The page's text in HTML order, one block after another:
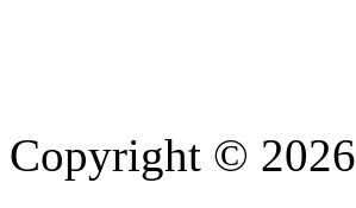
Copyright © 2026